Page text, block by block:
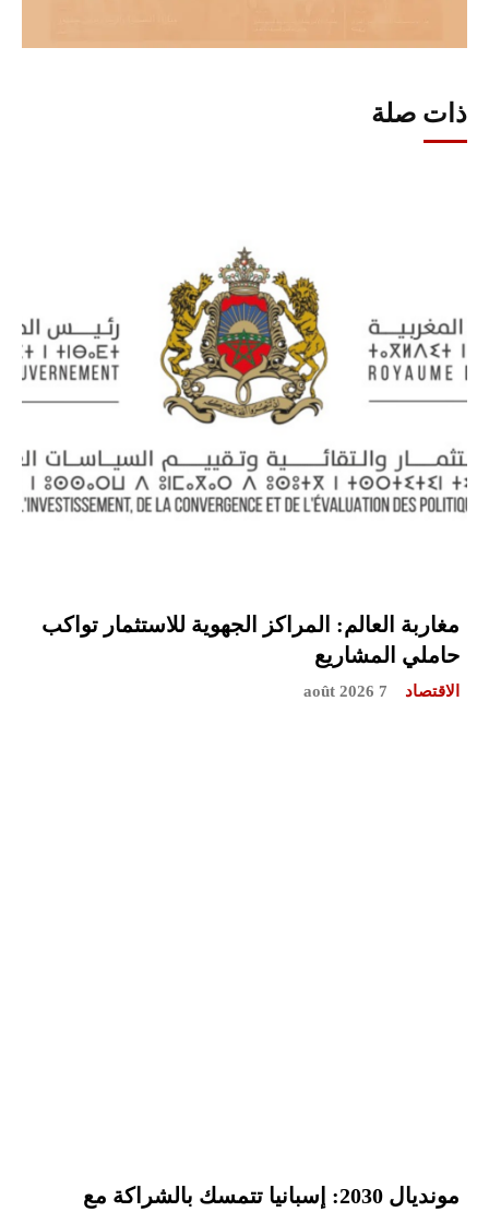
ذات صلة
مغاربة العالم: المراكز الجهوية للاستثمار تواكب
حاملي المشاريع
الاقتصاد 7 août 2026
مونديال 2030: إسبانيا تتمسك بالشراكة مع